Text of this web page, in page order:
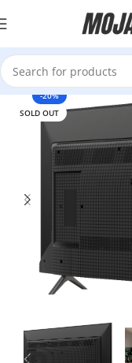
-20%
SOLD OUT